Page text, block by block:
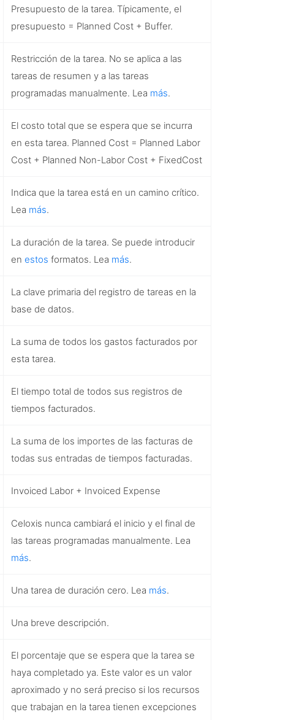
Presupuesto de la tarea. Típicamente, el
presupuesto = Planned Cost + Buffer.
Restricción de la tarea. No se aplica a las
tareas de resumen y a las tareas
programadas manualmente. Lea más.
El costo total que se espera que se incurra
en esta tarea. Planned Cost = Planned Labor
Cost + Planned Non-Labor Cost + FixedCost
Indica que la tarea está en un camino crítico.
Lea más.
La duración de la tarea. Se puede introducir
en estos formatos. Lea más.
La clave primaria del registro de tareas en la
base de datos.
La suma de todos los gastos facturados por
esta tarea.
El tiempo total de todos sus registros de
tiempos facturados.
La suma de los importes de las facturas de
todas sus entradas de tiempos facturadas.
Invoiced Labor + Invoiced Expense
Celoxis nunca cambiará el inicio y el final de
las tareas programadas manualmente. Lea
más.
Una tarea de duración cero. Lea más.
Una breve descripción.
El porcentaje que se espera que la tarea se
haya completado ya. Este valor es un valor
aproximado y no será preciso si los recursos
que trabajan en la tarea tienen excepciones